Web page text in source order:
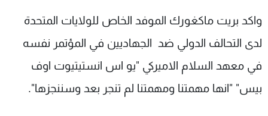
واكد بريت ماكغورك الموفد الخاص للولايات المتحدة
لدى التحالف الدولي ضد الجهاديين في المؤتمر نفسه
في معهد السلام الاميركي "يو اس انستيتيوت اوف
بيس" "انها مهمتنا ومهمتنا لم تنجر بعد وسننجزها".